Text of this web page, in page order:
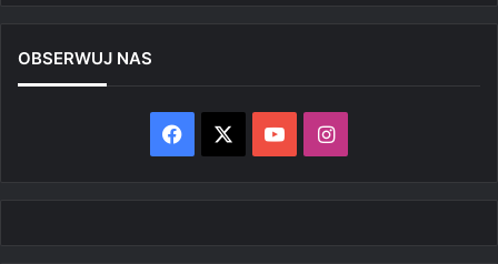
OBSERWUJ NAS
Facebook YouTubeInstagram